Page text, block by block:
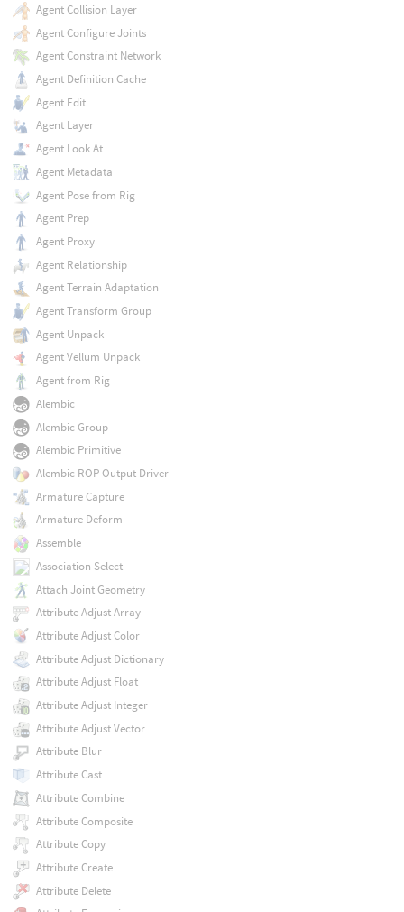
Agent Collision Layer
Agent Configure Joints
Agent Constraint Network
Agent Definition Cache
Agent Edit
Agent Layer
Agent Look At
Agent Metadata
Agent Pose from Rig
Agent Prep
Agent Proxy
Agent Relationship
Agent Terrain Adaptation
Agent Transform Group
Agent Unpack
Agent Vellum Unpack
Agent from Rig
Alembic
Alembic Group
Alembic Primitive
Alembic ROP Output Driver
Armature Capture
Armature Deform
Assemble
Association Select
Attach Joint Geometry
Attribute Adjust Array
Attribute Adjust Color
Attribute Adjust Dictionary
Attribute Adjust Float
Attribute Adjust Integer
Attribute Adjust Vector
Attribute Blur
Attribute Cast
Attribute Combine
Attribute Composite
Attribute Copy
Attribute Create
Attribute Delete